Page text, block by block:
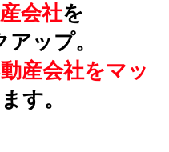
会社を
ップ。
産会社をマッ
す。